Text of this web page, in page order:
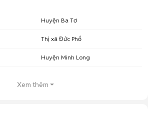
Huyện Ba Tơ
Thị xã Đức Phổ
Huyện Minh Long
Xem thêm